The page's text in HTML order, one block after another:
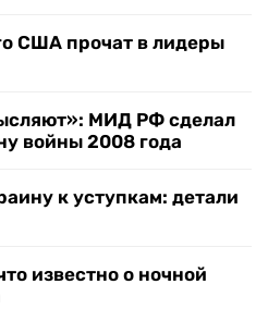
США прочат в лидеры
МИД РФ сделал
войны 2008 года
к уступкам: детали
известно о ночной